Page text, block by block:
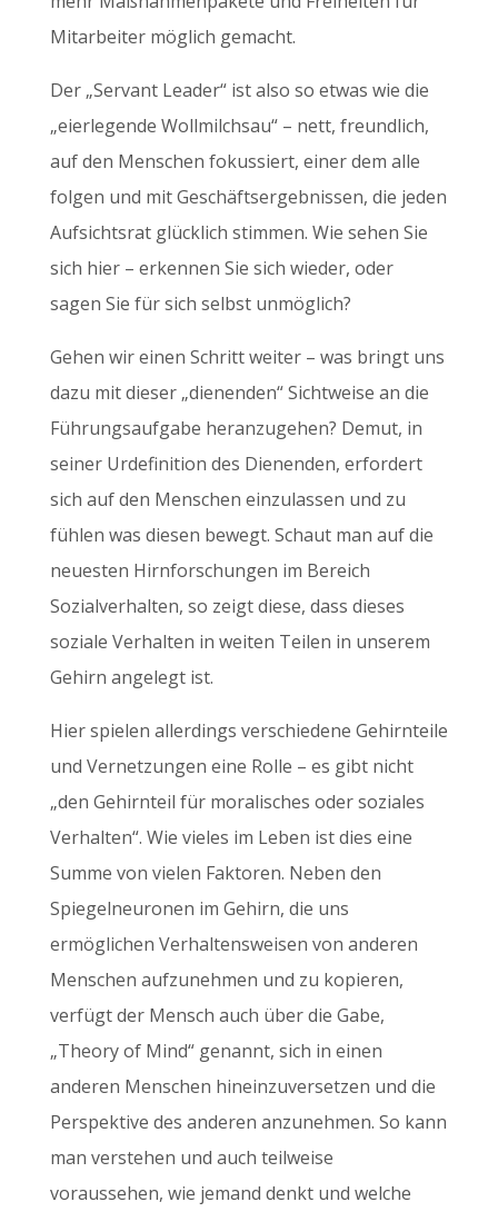
Mitarbeiter möglich gemacht.
Der „Servant Leader“ ist also so etwas wie die
„eierlegende Wollmilchsau“ – nett, freundlich,
auf den Menschen fokussiert, einer dem alle
folgen und mit Geschäftsergebnissen, die jeden
Aufsichtsrat glücklich stimmen. Wie sehen Sie
sich hier – erkennen Sie sich wieder, oder
sagen Sie für sich selbst unmöglich?
Gehen wir einen Schritt weiter – was bringt uns
dazu mit dieser „dienenden“ Sichtweise an die
Führungsaufgabe heranzugehen? Demut, in
seiner Urdefinition des Dienenden, erfordert
sich auf den Menschen einzulassen und zu
fühlen was diesen bewegt. Schaut man auf die
neuesten Hirnforschungen im Bereich
Sozialverhalten, so zeigt diese, dass dieses
soziale Verhalten in weiten Teilen in unserem
Gehirn angelegt ist.
Hier spielen allerdings verschiedene Gehirnteile
und Vernetzungen eine Rolle – es gibt nicht
„den Gehirnteil für moralisches oder soziales
Verhalten“. Wie vieles im Leben ist dies eine
Summe von vielen Faktoren. Neben den
Spiegelneuronen im Gehirn, die uns
ermöglichen Verhaltensweisen von anderen
Menschen aufzunehmen und zu kopieren,
verfügt der Mensch auch über die Gabe,
„Theory of Mind“ genannt, sich in einen
anderen Menschen hineinzuversetzen und die
Perspektive des anderen anzunehmen. So kann
man verstehen und auch teilweise
voraussehen, wie jemand denkt und welche